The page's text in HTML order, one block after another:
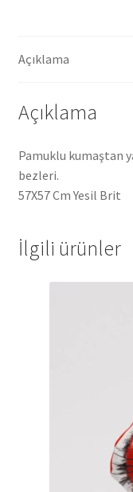
Açıklama
Açıklama
Pamuklu kumaştan
bezleri.
57X57 Cm Yesil Brit
İlgili ürünler